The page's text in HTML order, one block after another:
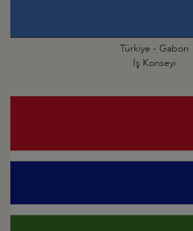
Türkiye - Gabon
İş Konseyi